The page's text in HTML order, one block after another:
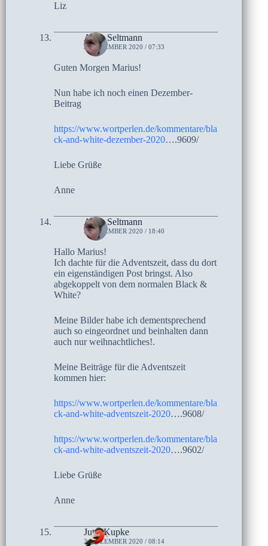
Liz
Anne Seltmann
3. DEZEMBER 2020 / 07:33
Guten Morgen Marius!
Nun habe ich noch einen Dezember-
Beitrag
https://www.wortperlen.de/kommentare/bla
ck-and-white-dezember-2020….9609/
Liebe Grüße
Anne
Anne Seltmann
2. DEZEMBER 2020 / 18:40
Hallo Marius!
Ich dachte für die Adventszeit, dass du dort
ein eigenständigen Post bringst. Also
abgekoppelt von dem normalen Black &
White?
Meine Bilder habe ich dementsprechend
auch so eingeordnet und beinhalten dann
auch nur weihnachtliches!.
Meine Beiträge für die Adventszeit
kommen hier:
https://www.wortperlen.de/kommentare/bla
ck-and-white-adventszeit-2020….9608/
https://www.wortperlen.de/kommentare/bla
ck-and-white-adventszeit-2020….9602/
Liebe Grüße
Anne
Jutta Kupke
2. DEZEMBER 2020 / 08:14